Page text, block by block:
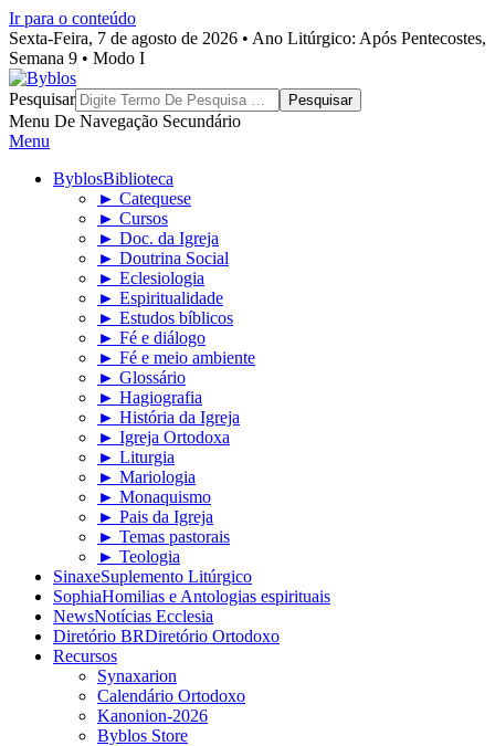
Ir para o conteúdo
Sexta-Feira, 7 de agosto de 2026 • Ano Litúrgico: Após Pentecostes,
Semana 9 • Modo I
Byblos
Pesquisar
Menu De Navegação Secundário
Menu
ByblosBiblioteca
► Catequese
► Cursos
► Doc. da Igreja
► Doutrina Social
► Eclesiologia
► Espiritualidade
► Estudos bíblicos
► Fé e diálogo
► Fé e meio ambiente
► Glossário
► Hagiografia
► História da Igreja
► Igreja Ortodoxa
► Liturgia
► Mariologia
► Monaquismo
► Pais da Igreja
► Temas pastorais
► Teologia
SinaxeSuplemento Litúrgico
SophiaHomilias e Antologias espirituais
NewsNotícias Ecclesia
Diretório BRDiretório Ortodoxo
Recursos
Synaxarion
Calendário Ortodoxo
Kanonion-2026
Byblos Store